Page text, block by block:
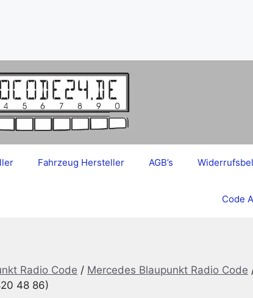
Fahrzeug Hersteller AGB’s
Code
Radio Code / Mercedes Blaupunkt Radio Code
48 86)